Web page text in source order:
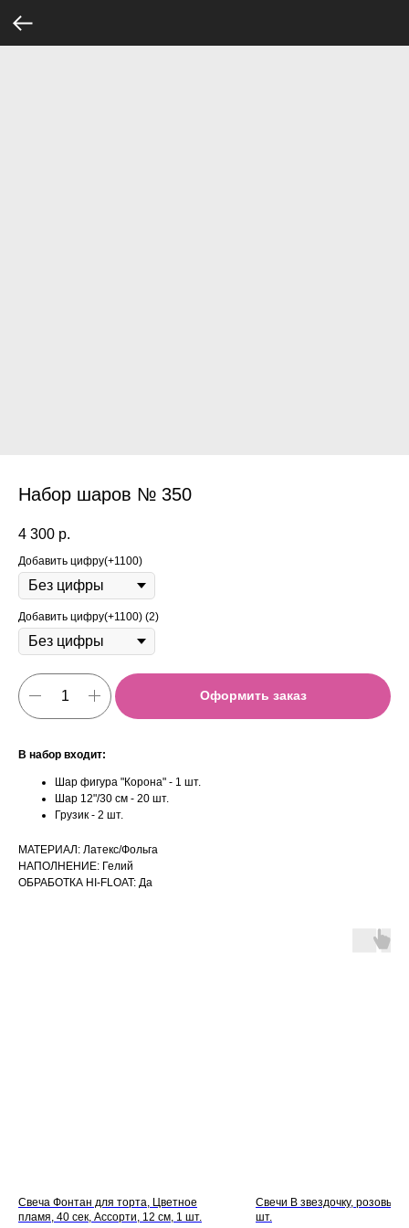
Набор шаров № 350
4 300 р.
Добавить цифру(+1100)
Добавить цифру(+1100) (2)
Оформить заказ
В набор входит:
Шар фигура "Корона" - 1 шт.
Шар 12"/30 см - 20 шт.
Грузик - 2 шт.
МАТЕРИАЛ: Латекс/Фольга
НАПОЛНЕНИЕ: Гелий
ОБРАБОТКА HI-FLOAT: Да
Свеча Фонтан для торта, Цветное
пламя, 40 сек, Ассорти, 12 см, 1 шт.
Свечи В звездочку, розовый,
шт.